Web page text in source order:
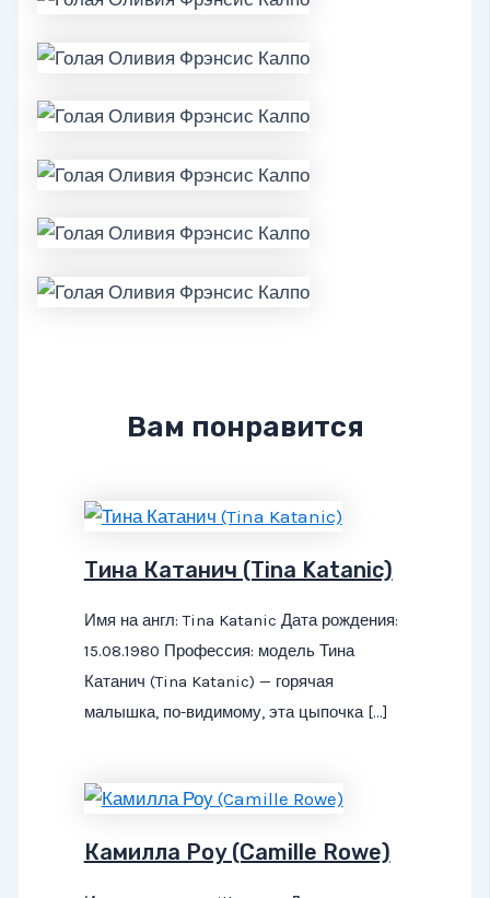
Вам понравится
Тина Катанич (Tina Katanic)
Имя на англ: Tina Katanic Дата рождения:
15.08.1980 Профессия: модель Тина
Катанич (Tina Katanic) — горячая
малышка, по-видимому, эта цыпочка […]
Камилла Роу (Camille Rowe)